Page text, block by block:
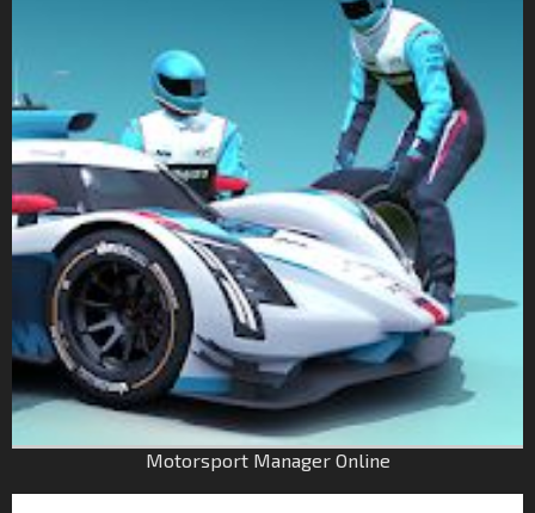
Motorsport Manager Online